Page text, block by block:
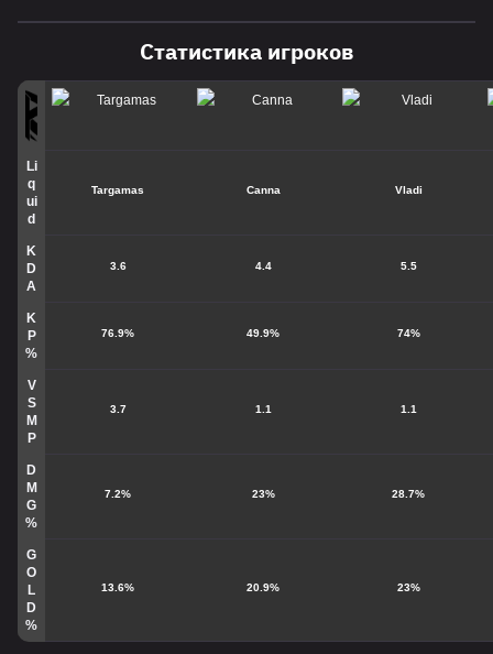
Статистика игроков
Li
q
ui
d
Targamas Canna Vladi
K
D
A
3.6 4.4 5.5
K
P
%
76.9% 49.9% 74%
V
S
M
P
3.7 1.1 1.1
D
M
G
%
7.2% 23% 28.7%
G
O
L
D
%
13.6% 20.9% 23%